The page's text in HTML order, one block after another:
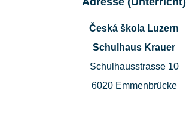
Česká škola Luzern
Schulhaus Krauer
Schulhausstrasse 10
6020 Emmenbrücke